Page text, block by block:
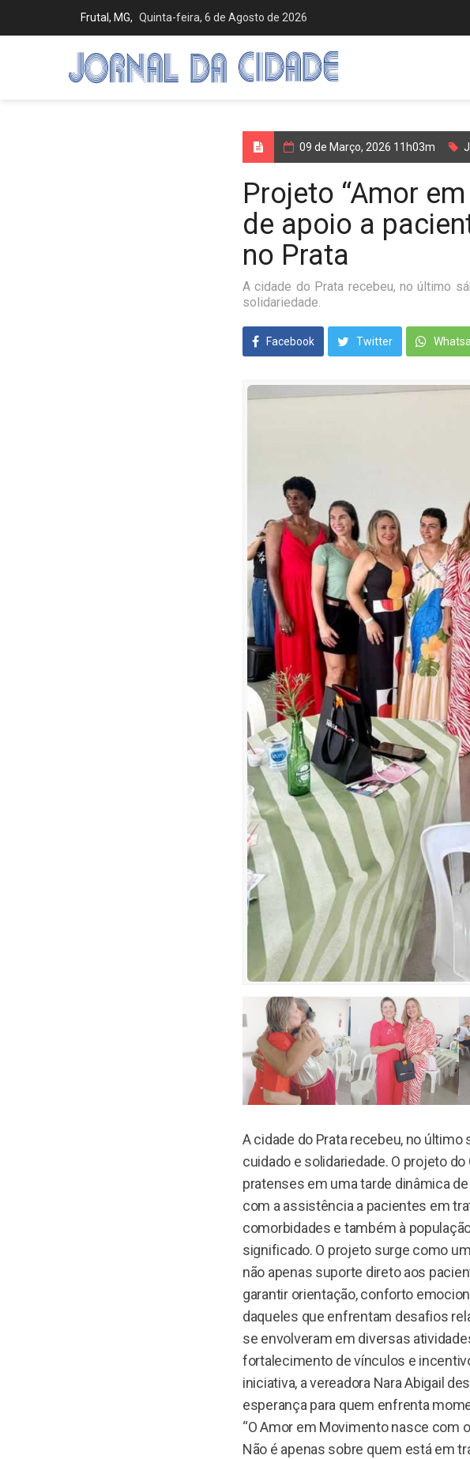
Frutal, MG, Quinta-feira, 6 de Agosto de 2026
09 de Março, 2026 11h03m
Projeto “Amor
de apoio a
no Prata
A cidade do Prata recebeu, no último
solidariedade.
Facebook Twitter
A cidade do Prata recebeu, no
cuidado e solidariedade. O projeto
pratenses em uma tarde dinâmica
com a assistência a pacientes em
comorbidades e também à
significado. O projeto surge como
não apenas suporte direto aos
garantir orientação, conforto
daqueles que enfrentam desafios
se envolveram em diversas
fortalecimento de vínculos e
iniciativa, a vereadora Nara Abigail
esperança para quem enfrenta
“O Amor em Movimento nasce com
Não é apenas sobre quem está em